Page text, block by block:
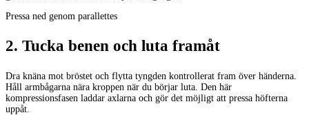
Pressa ned genom parallettes
2. Tucka benen och luta framåt
Dra knäna mot bröstet och flytta tyngden kontrollerat fram över händerna.
Håll armbågarna nära kroppen när du börjar luta. Den här
kompressionsfasen laddar axlarna och gör det möjligt att pressa höfterna
uppåt.